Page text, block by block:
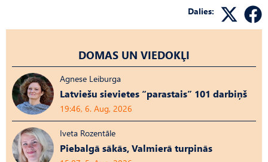
Dalies:
DOMAS UN VIEDOKĻI
Agnese Leiburga
Latviešu sievietes “parastais” 101 darbiņš
19:46, 6. Aug, 2026
Iveta Rozentāle
Piebalgā sākās, Valmierā turpinās